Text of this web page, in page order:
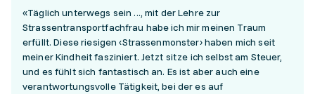
«Täglich unterwegs sein ..., mit der Lehre zur
Strassentransportfachfrau habe ich mir meinen Traum
erfüllt. Diese riesigen ‹Strassenmonster› haben mich seit
meiner Kindheit fasziniert. Jetzt sitze ich selbst am Steuer,
und es fühlt sich fantastisch an. Es ist aber auch eine
verantwortungsvolle Tätigkeit, bei der es auf